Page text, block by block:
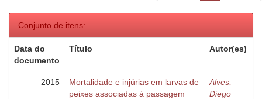
Conjunto de itens:
Data do
documento
Título Autor(es)
2015
Mortalidade e injúrias em larvas de
peixes associadas à passagem
Alves,
Diego